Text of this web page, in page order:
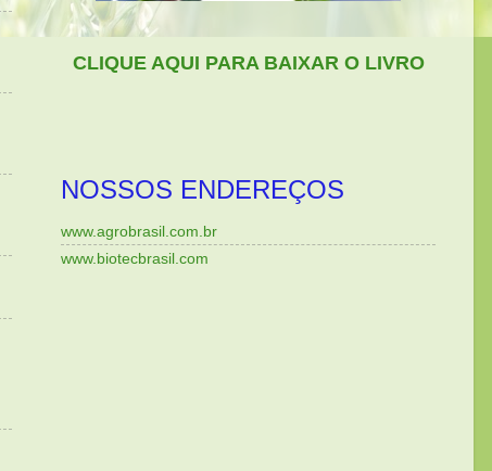
CLIQUE AQUI PARA BAIXAR O LIVRO
NOSSOS ENDEREÇOS
www.agrobrasil.com.br
www.biotecbrasil.com